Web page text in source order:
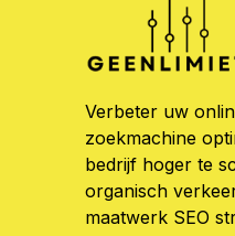
Verbeter uw
zoekmachine
bedrijf hoger te
organisch
maatwerk SEO